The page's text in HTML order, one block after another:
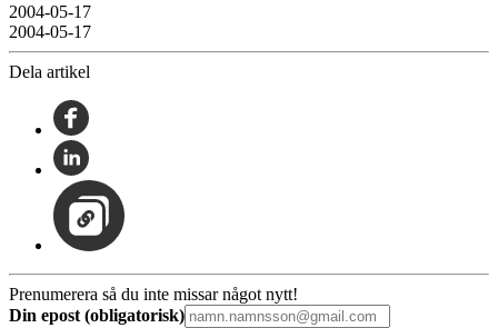
2004-05-17
2004-05-17
Dela artikel
Prenumerera så du inte missar något nytt!
Din epost (obligatorisk)